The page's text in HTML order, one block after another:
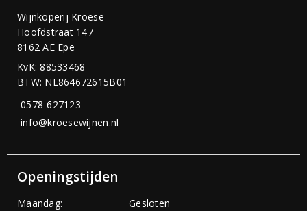
Wijnkoperij Kroese
Hoofdstraat 147
8162 AE Epe
KvK: 88533468
BTW: NL864672615B01
0578-627123
info@kroesewijnen.nl
Openingstijden
Maandag:
Gesloten